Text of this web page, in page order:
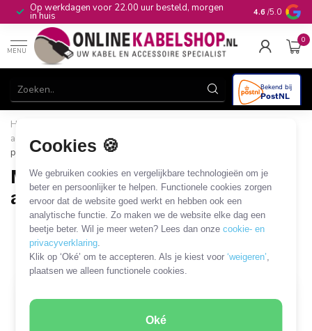
Cookies 🍪
We gebruiken cookies en vergelijkbare technologieën om je
beter en persoonlijker te helpen. Functionele cookies zorgen
ervoor dat de website goed werkt en hebben ook een
analytische functie. Zo maken we de website elke dag een
beetje beter. Wil je meer weten? Lees dan onzecookie- en
privacyverklaring.
Klik op ‘Oké’ om te accepteren. Als je kiest voor‘weigeren’,
plaatsen we alleen functionele cookies.
Oké
Op werkdagen voor 22.00 uur besteld, morgen
in huis 10+jaar
4.6 /5.0
MENU
0
Home
adapters
Industrial Ethernet (IE) kabels en adapters
pins - M12 4-pins kabels en adapters
M12 4-pins - M12 4-pins kabels en
adapters
17 PRODUCTEN
Filters SORTEER OP